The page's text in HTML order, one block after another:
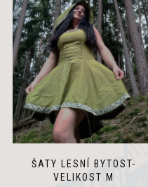
ŠATY LESNÍ BYTOST-
VELIKOST M